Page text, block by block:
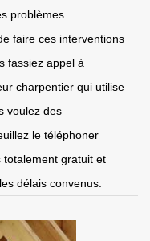
problèmes
faire ces interventions
fassiez appel à
charpentier qui utilise
voulez des
le téléphoner
totalement gratuit et
délais convenus.